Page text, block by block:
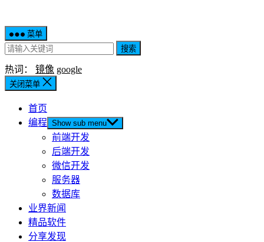
菜单
搜索
热词： 镜像 google
关闭菜单
首页
编程 Show sub menu
前端开发
后端开发
微信开发
服务器
数据库
业界新闻
精品软件
分享发现